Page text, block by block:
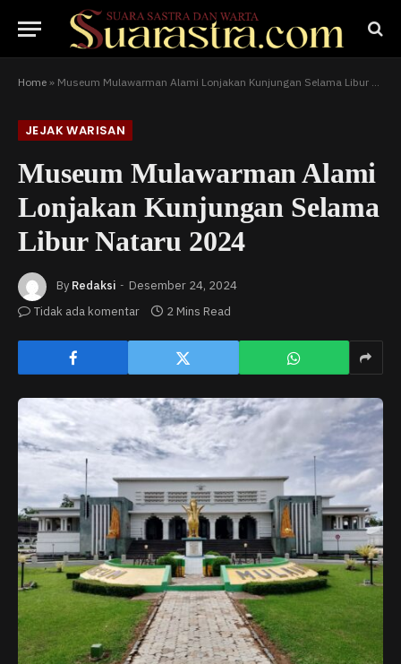
Home » Museum Mulawarman Alami Lonjakan Kunjungan Selama Libur Nataru 2024
JEJAK WARISAN
Museum Mulawarman Alami
Lonjakan Kunjungan Selama
Libur Nataru 2024
By Redaksi
Desember 24, 2024
Tidak ada komentar
2 Mins Read